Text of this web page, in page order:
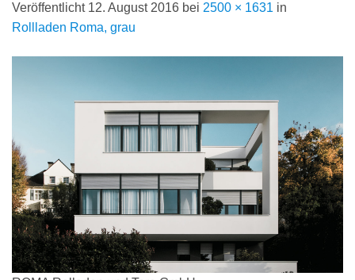
Veröffentlicht 12. August 2016 bei 2500 × 1631 in
Rollladen Roma, grau
da/7396d191548d7bebea1ee96e2c08/